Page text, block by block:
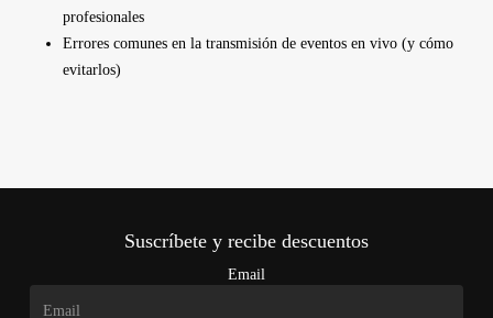
profesionales
Errores comunes en la transmisión de eventos en vivo (y cómo
evitarlos)
Suscríbete y recibe descuentos
Email